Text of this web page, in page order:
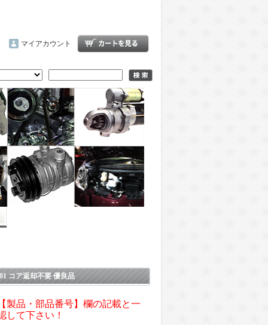
マイアカウント
コア返却不要 優良品
製品・部品番号】欄の記載と一
して下さい！